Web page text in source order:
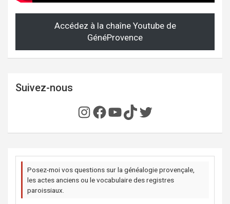
Accédez à la chaîne Youtube de
GénéProvence
Suivez-nous
Instagram
Facebook
YouTube
TikTok
Twitter
Posez-moi vos questions sur la généalogie provençale,
les actes anciens ou le vocabulaire des registres
paroissiaux.